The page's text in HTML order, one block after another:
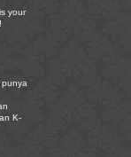
your
punya
K-